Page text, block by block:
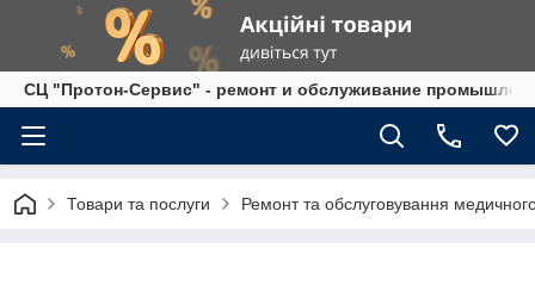
СЦ "Протон-Сервис" - ремонт и обслуживание
Товари та послуги Ремонт та обслуговування